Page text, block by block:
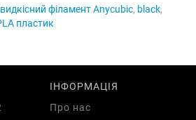
філамент Anycubic, black,
пластик
ІНФОРМАЦІЯ
Про нас